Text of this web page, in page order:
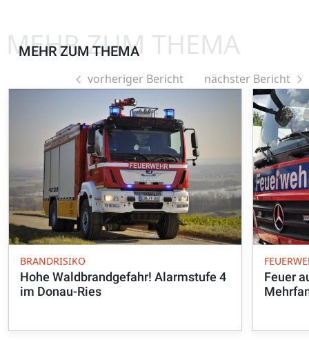
MEHR ZUM THEMA
MEHR ZUM THEMA
vorheriger Bericht nächster Bericht
BRANDRISIKO
Hohe Waldbrandgefahr! Alarmstufe 4
im Donau-Ries
Feuer